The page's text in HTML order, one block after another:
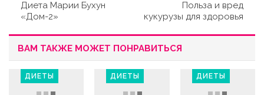
Диета Марии Бухун
«Дом-2»
Польза и вред
кукурузы для здоровья
ВАМ ТАКЖЕ МОЖЕТ ПОНРАВИТЬСЯ
ДИЕТЫ ДИЕТЫ ДИЕТЫ